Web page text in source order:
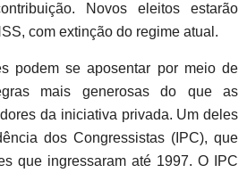
Novos eleitos estarão
com extinção do regime atual.
podem se aposentar por meio de
mais generosas do que as
da iniciativa privada. Um deles
dos Congressistas (IPC), que
que ingressaram até 1997. O IPC